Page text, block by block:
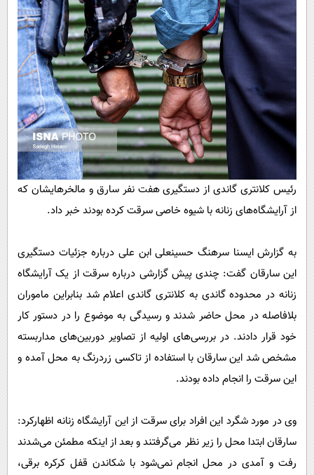
سرگرمی
فناوری
گوناگون
حوادث
محیط زیست
سلامت
فرهنگی
بین الملل
اجتماعی
سیاست خارجی
پیامک
روانشناسی
آشپزی
دانلود
رئیس کلانتری گاندی از دستگیری هفت نفر سارق و مالخرهایشان که
از آرایشگاه‌های زنانه با شیوه خاصی سرقت کرده بودند خبر داد.
به گزارش ایسنا سرهنگ حسینعلی ابن علی درباره جزئیات دستگیری
این سارقان گفت: چندی پیش گزارشی درباره سرقت از یک آرایشگاه
زنانه در محدوده گاندی به کلانتری گاندی اعلام شد بنابراین ماموران
بلافاصله در محل حاضر شدند و رسیدگی به موضوع را در دستور کار
خود قرار دادند. در بررسی‌های اولیه از تصاویر دوربین‌های مداربسته
مشخص شد این سارقان با استفاده از تاکسی زردرنگ به محل آمده و
این سرقت را انجام داده بودند.
وی در مورد شگرد این افراد برای سرقت از این آرایشگاه زنانه اظهارکرد:
سارقان ابتدا محل را زیر نظر می‌گرفتند و بعد از اینکه مطمئن می‌شدند
رفت و آمدی در محل انجام نمی‌شود با شکاندن قفل کرکره برقی،